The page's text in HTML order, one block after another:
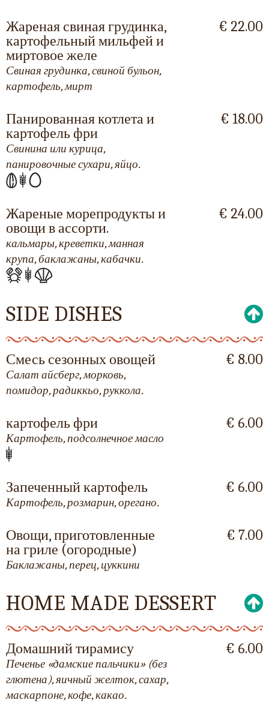
Жареная свиная грудинка,
картофельный мильфей и
миртовое желе
Свиная грудинка, свиной бульон,
картофель, мирт
€ 22.00
Панированная котлета и
картофель фри
Свинина или курица,
панировочные сухари, яйцо.
€ 18.00
Жареные морепродукты и
овощи в ассорти.
кальмары, креветки, манная
крупа, баклажаны, кабачки.
€ 24.00
SIDE DISHES
Смесь сезонных овощей
Салат айсберг, морковь,
помидор, радиккьо, руккола.
€ 8.00
картофель фри
Картофель, подсолнечное масло
€ 6.00
Запеченный картофель
Картофель, розмарин, орегано.
€ 6.00
Овощи, приготовленные
на гриле (огородные)
Баклажаны, перец, цуккини
€ 7.00
HOME MADE DESSERT
Домашний тирамису
Печенье «дамские пальчики» (без
глютена), яичный желток, сахар,
маскарпоне, кофе, какао.
€ 6.00